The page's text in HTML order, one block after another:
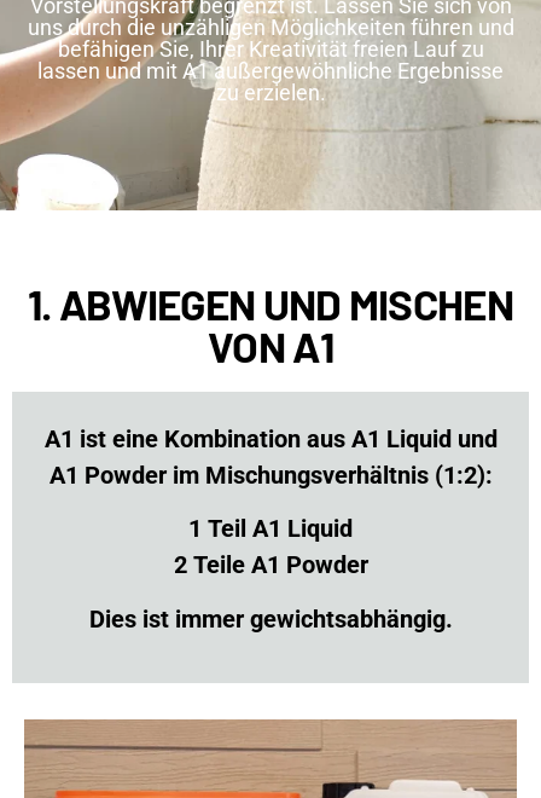
uns durch die unzähligen Möglichkeiten führen und
befähigen Sie, Ihrer Kreativität freien Lauf zu
lassen und mit A1 außergewöhnliche Ergebnisse
zu erzielen.
1. ABWIEGEN UND MISCHEN
VON A1
A1 ist eine Kombination aus A1 Liquid und
A1 Powder im Mischungsverhältnis (1:2):
1 Teil A1 Liquid
2 Teile A1 Powder
Dies ist immer gewichtsabhängig.